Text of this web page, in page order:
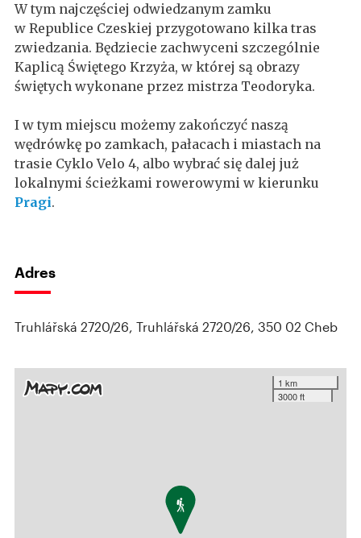
W tym najczęściej odwiedzanym zamku
w Republice Czeskiej przygotowano kilka tras
zwiedzania. Będziecie zachwyceni szczególnie
Kaplicą Świętego Krzyża, w której są obrazy
świętych wykonane przez mistrza Teodoryka.
I w tym miejscu możemy zakończyć naszą
wędrówkę po zamkach, pałacach i miastach na
trasie Cyklo Velo 4, albo wybrać się dalej już
lokalnymi ścieżkami rowerowymi w kierunku
Pragi.
Adres
Truhlářská 2720/26, Truhlářská 2720/26, 350 02 Cheb
1 km
3000 ft